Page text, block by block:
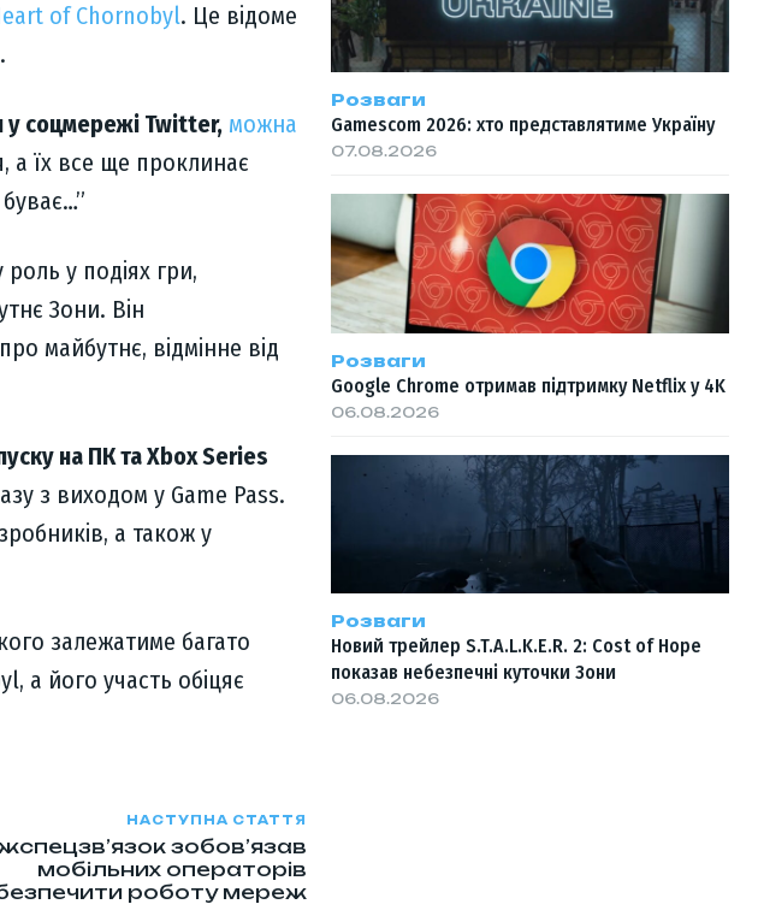
of Chornobyl. Це відоме
у соцмережі Twitter, можна
а їх все ще проклинає
у подіях гри,
Зони. Він
майбутнє, відмінне від
на ПК та Xbox Series
з виходом у Game Pass.
а також у
залежатиме багато
а його участь обіцяє
НАСТУПНА СТАТТЯ
зобов’язав
мобільних операторів
роботу мереж
Розваги
Gamescom 2026: хто представлятиме Україну
07.08.2026
Розваги
Google Chrome отримав підтримку Netflix у 4K
06.08.2026
Розваги
Новий трейлер S.T.A.L.K.E.R. 2: Cost of Hope
показав небезпечні куточки Зони
06.08.2026